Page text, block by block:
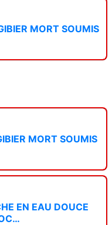
MORT SOUMIS
MORT SOUMIS
EN EAU DOUCE